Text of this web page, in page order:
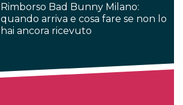
Rimborso Bad Bunny Milano:
quando arriva e cosa fare se non lo
hai ancora ricevuto